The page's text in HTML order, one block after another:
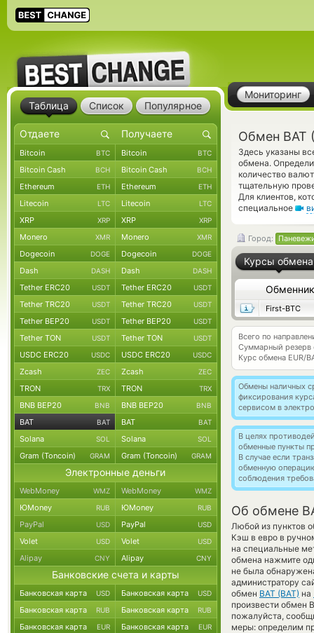
Мониторинг
Обмен BAT
Здесь указаны
обмена.
количество
тщательную
Для клиентов,
специальное
Город:
Курсы обмена
Обменник
First-BTC
Всего по
Суммарный резерв
Курс обмена EUR/
Обмены наличных
фиксирования
сервисом в
В целях
обменные пункты
В случае если
обменную
соблюдения
Об обмене
Любой из пунктов
Кэш в евро в
на специальные
обмена нажмите
не была
администратору
обмен BAT (BAT) на
произвести обмен
пожалуйста,
меры: определим
Таблица Список Популярное
Bitcoin BTC Bitcoin BTC
Bitcoin Cash BCH Bitcoin Cash BCH
Ethereum ETH Ethereum ETH
Litecoin LTC Litecoin LTC
XRP XRP XRP XRP
Monero XMR Monero XMR
Dogecoin DOGE Dogecoin DOGE
Dash DASH Dash DASH
Tether ERC20 USDT Tether ERC20 USDT
Tether TRC20 USDT Tether TRC20 USDT
Tether BEP20 USDT Tether BEP20 USDT
Tether TON USDT Tether TON USDT
USDC ERC20 USDC USDC ERC20 USDC
Zcash ZEC Zcash ZEC
TRON TRX TRON TRX
BNB BEP20 BNB BNB BEP20 BNB
BAT BAT BAT BAT
Solana SOL Solana SOL
Gram (Toncoin) GRAM Gram (Toncoin) GRAM
Электронные деньги
WebMoney WMZ WebMoney WMZ
ЮMoney RUB ЮMoney RUB
PayPal USD PayPal USD
Volet USD Volet USD
Alipay CNY Alipay CNY
Банковские счета и карты
Банковская карта USD Банковская карта USD
Банковская карта RUB Банковская карта RUB
Банковская карта EUR Банковская карта EUR